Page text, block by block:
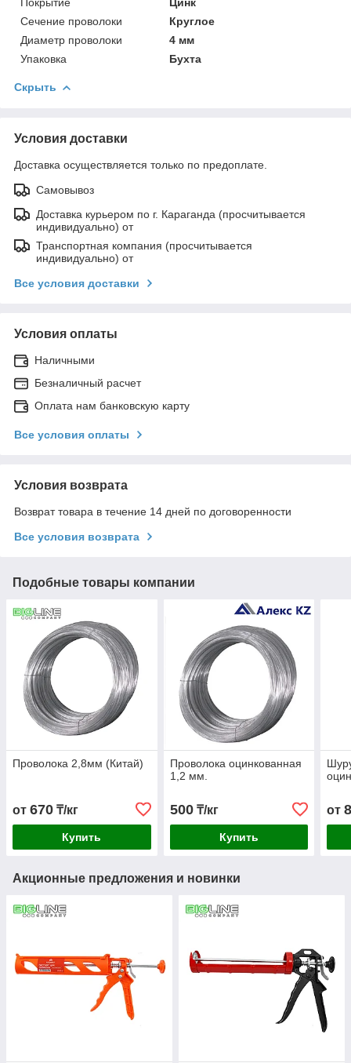
Сечение проволоки
Круглое
Диаметр проволоки
4 мм
Упаковка
Бухта
Скрыть
Условия доставки
Доставка осуществляется только по предоплате.
Самовывоз
Доставка курьером по г. Караганда (просчитывается
индивидуально) от
Транспортная компания (просчитывается
индивидуально) от
Все условия доставки
Условия оплаты
Наличными
Безналичный расчет
Оплата нам банковскую карту
Все условия оплаты
Условия возврата
Возврат товара в течение 14 дней по договоренности
Все условия возврата
Подобные товары компании
Проволока 2,8мм (Китай)
от 670 ₸/кг
Купить
Проволока оцинкованная
1,2 мм.
500₸/кг
Купить
от
Акционные предложения и новинки